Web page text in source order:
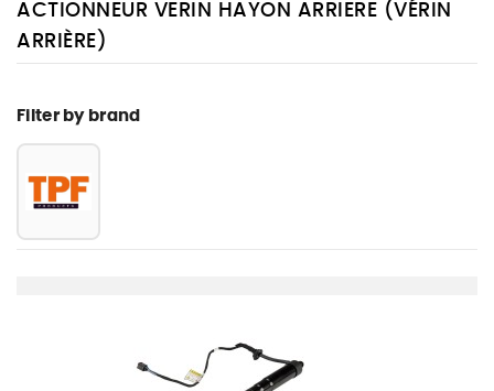
ACTIONNEUR VERIN HAYON ARRIERE (VÉRIN
ARRIÈRE)
Filter by brand